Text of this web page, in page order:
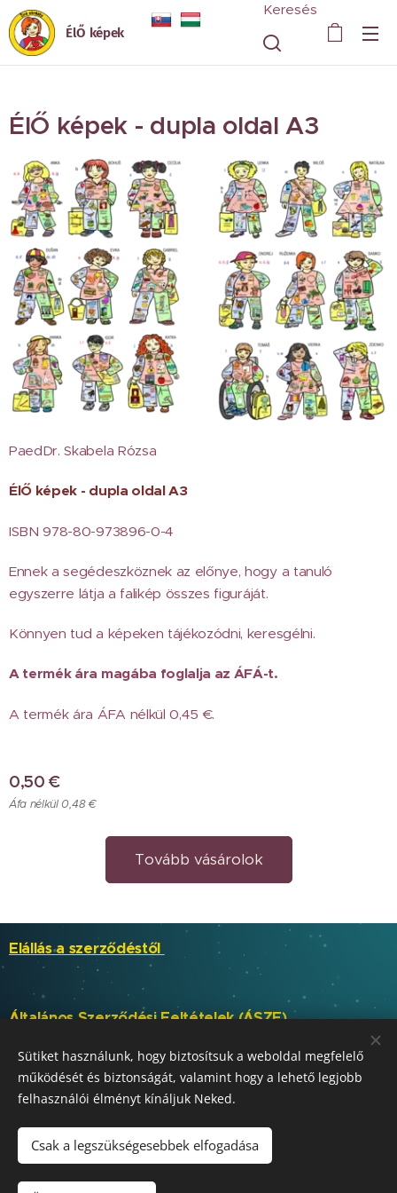
ÉlŐ képek
Keresés
ÉlŐ képek - dupla oldal A3
PaedDr. Skabela Rózsa
ÉlŐ képek - dupla oldal A3
ISBN 978-80-973896-0-4
Ennek a segédeszköznek az előnye, hogy a tanuló
egyszerre látja a falikép összes figuráját.
Könnyen tud a képeken tájékozódni, keresgélni.
A termék ára magába foglalja az ÁFÁ-t.
A termék ára ÁFA nélkül 0,45 €.
0,50 €
Áfa nélkül 0,48 €
Tovább vásárolok
Elállás a szerződéstől
Általános Szerződési Feltételek (ÁSZF)
SKABELA, s.r.o. Sütik
Slovenčina
Magyar
Sütiket használunk, hogy biztosítsuk a weboldal megfelelő
működését és biztonságát, valamint hogy a lehető legjobb
felhasználói élményt kínáljuk Neked.
Csak a legszükségesebbek elfogadása